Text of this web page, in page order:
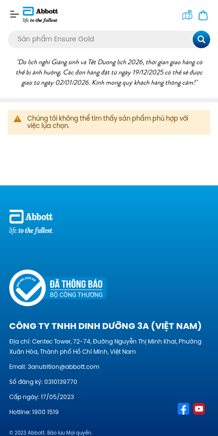
Tìm
Chúng tôi không thể tìm thấy sản phẩm phù hợp với
việc lựa chọn.
CÔNG TY TNHH DINH DƯỠNG 3A (VIỆT NAM)
Địa chỉ: Centec Tower, 72-74, Đường Nguyễn Thị Minh Khai, Phường
Xuân Hòa, Thành phố Hồ Chí Minh, Việt Nam
Email: 3anutrition@abbott.com
Số đăng ký: 0310139770
Cấp ngày: 17/05/2023
Hotline: 1900 1519
© 2023 Abbott. Bảo lưu Mọi quyền.